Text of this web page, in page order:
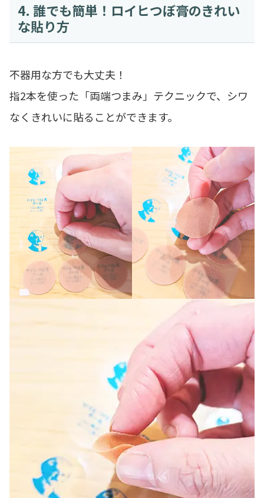
4. 誰でも簡単！ロイヒつぼ膏のきれい
な貼り方
不器用な方でも大丈夫！
指2本を使った「両端つまみ」テクニックで、シワ
なくきれいに貼ることができます。